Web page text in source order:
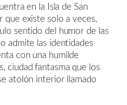
en la Isla de San
que existe solo a veces,
sentido del humor de las
admite las identidades
con una humilde
ciudad fantasma que los
atolón interior llamado